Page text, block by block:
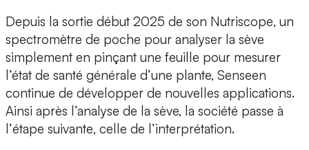
Depuis la sortie début 2025 de son Nutriscope, un
spectromètre de poche pour analyser la sève
simplement en pinçant une feuille pour mesurer
l’état de santé générale d’une plante, Senseen
continue de développer de nouvelles applications.
Ainsi après l’analyse de la sève, la société passe à
l’étape suivante, celle de l’interprétation.